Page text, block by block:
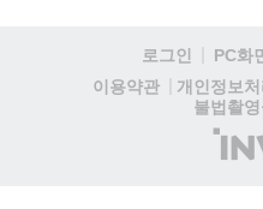
로그인 PC화
이용약관
개인정보처
불법촬